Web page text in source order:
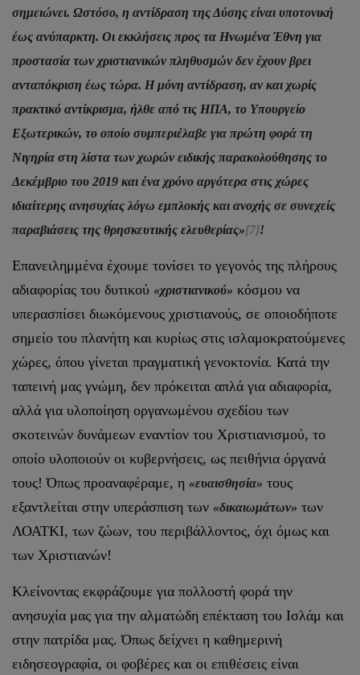
σημειώνει. Ωστόσο, η αντίδραση της Δύσης είναι υποτονική
έως ανύπαρκτη. Οι εκκλήσεις προς τα Ηνωμένα Έθνη για
προστασία των χριστιανικών πληθυσμών δεν έχουν βρει
ανταπόκριση έως τώρα. Η μόνη αντίδραση, αν και χωρίς
πρακτικό αντίκρισμα, ήλθε από τις ΗΠΑ, το Υπουργείο
Εξωτερικών, το οποίο συμπεριέλαβε για πρώτη φορά τη
Νιγηρία στη λίστα των χωρών ειδικής παρακολούθησης το
Δεκέμβριο του 2019 και ένα χρόνο αργότερα στις χώρες
ιδιαίτερης ανησυχίας λόγω εμπλοκής και ανοχής σε συνεχείς
παραβιάσεις της θρησκευτικής ελευθερίας»[7]!
Επανειλημμένα έχουμε τονίσει το γεγονός της πλήρους
αδιαφορίας του δυτικού «χριστιανικού» κόσμου να
υπερασπίσει διωκόμενους χριστιανούς, σε οποιοδήποτε
σημείο του πλανήτη και κυρίως στις ισλαμοκρατούμενες
χώρες, όπου γίνεται πραγματική γενοκτονία. Κατά την
ταπεινή μας γνώμη, δεν πρόκειται απλά για αδιαφορία,
αλλά για υλοποίηση οργανωμένου σχεδίου των
σκοτεινών δυνάμεων εναντίον του Χριστιανισμού, το
οποίο υλοποιούν οι κυβερνήσεις, ως πειθήνια όργανά
τους! Όπως προαναφέραμε, η «ευαισθησία» τους
εξαντλείται στην υπεράσπιση των «δικαιωμάτων» των
ΛΟΑΤΚΙ, των ζώων, του περιβάλλοντος, όχι όμως και
των Χριστιανών!
Κλείνοντας εκφράζουμε για πολλοστή φορά την
ανησυχία μας για την αλματώδη επέκταση του Ισλάμ και
στην πατρίδα μας. Όπως δείχνει η καθημερινή
ειδησεογραφία, οι φοβέρες και οι επιθέσεις είναι